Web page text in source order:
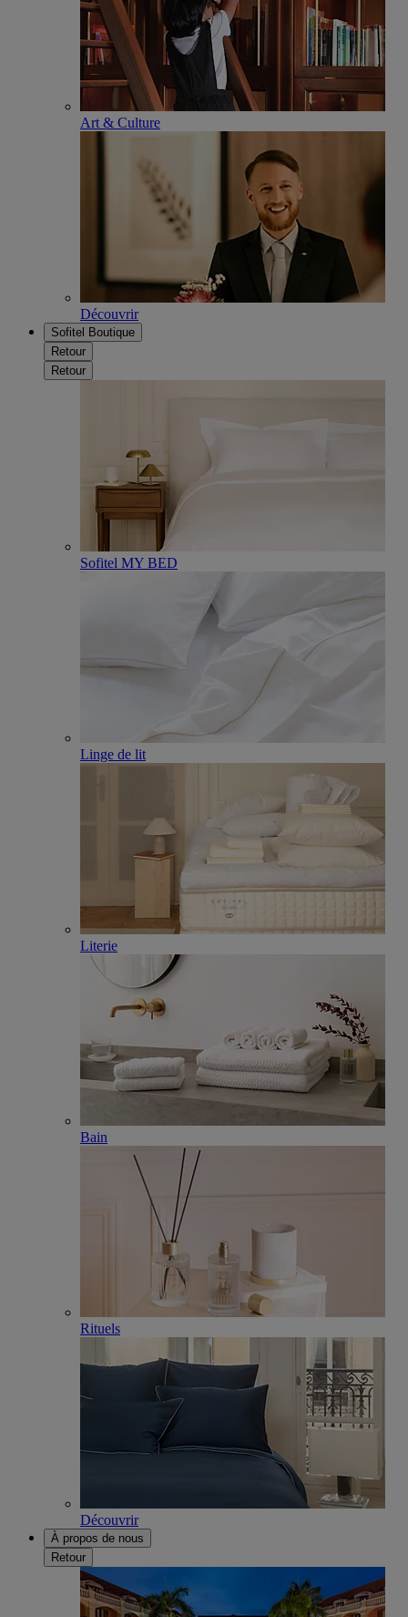
Art & Culture
Découvrir
Sofitel Boutique
Retour
Retour
Sofitel MY BED
Linge de lit
Literie
Bain
Rituels
Découvrir
À propos de nous
Retour